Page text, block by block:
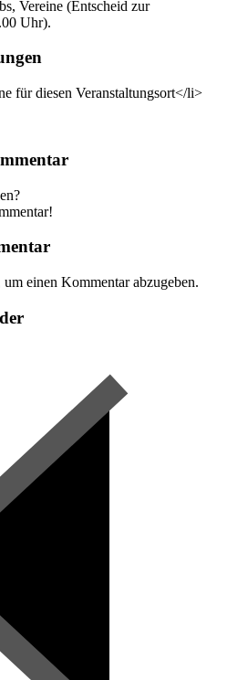
Vereine (Entscheid zur
Uhr).
für diesen Veranstaltungsort</li>
um einen Kommentar abzugeben.